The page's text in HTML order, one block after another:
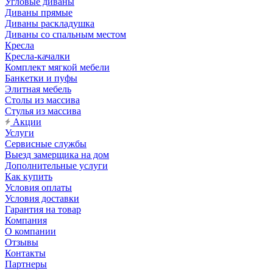
Диваны прямые
Диваны раскладушка
Диваны со спальным местом
Кресла
Кресла-качалки
Комплект мягкой мебели
Банкетки и пуфы
Элитная мебель
Столы из массива
Стулья из массива
Акции
Услуги
Сервисные службы
Выезд замерщика на дом
Дополнительные услуги
Как купить
Условия оплаты
Условия доставки
Гарантия на товар
Компания
О компании
Отзывы
Контакты
Партнеры